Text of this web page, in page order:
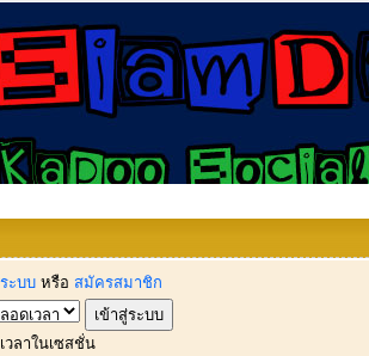
ะบบ หรือ สมัครสมาชิก
วลาในเซสชั่น